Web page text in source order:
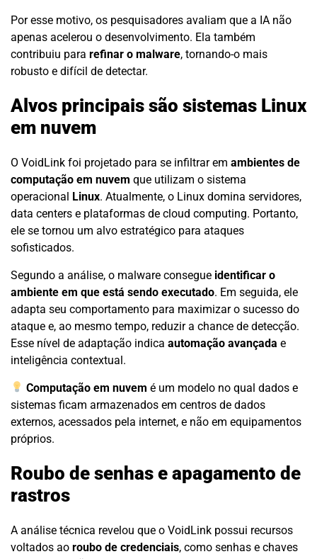
Por esse motivo, os pesquisadores avaliam que a IA não
apenas acelerou o desenvolvimento. Ela também
contribuiu para refinar o malware, tornando-o mais
robusto e difícil de detectar.
Alvos principais são sistemas Linux
em nuvem
O VoidLink foi projetado para se infiltrar em ambientes de
computação em nuvem que utilizam o sistema
operacional Linux. Atualmente, o Linux domina servidores,
data centers e plataformas de cloud computing. Portanto,
ele se tornou um alvo estratégico para ataques
sofisticados.
Segundo a análise, o malware consegue identificar o
ambiente em que está sendo executado. Em seguida, ele
adapta seu comportamento para maximizar o sucesso do
ataque e, ao mesmo tempo, reduzir a chance de detecção.
Esse nível de adaptação indica automação avançada e
inteligência contextual.
Computação em nuvem é um modelo no qual dados e
sistemas ficam armazenados em centros de dados
externos, acessados pela internet, e não em equipamentos
próprios.
Roubo de senhas e apagamento de
rastros
A análise técnica revelou que o VoidLink possui recursos
voltados ao roubo de credenciais, como senhas e chaves